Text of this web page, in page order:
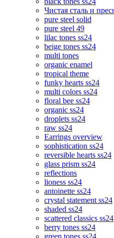
Чистая сталь и
pure steel solid
pure steel 49
lilac tones ss24
beige tones ss24
multi tones
organic enamel
tropical theme
funky hearts ss24
multi colors ss24
floral bee ss24
organic ss24
droplets ss24
raw ss24
Earrings overview
sophistication ss24
reversible hearts ss24
glass prism ss24
reflections
lioness ss24
antoinette ss24
crystal statement ss24
shaded ss24
scattered classics ss24
berry tones ss24
green tones ss24